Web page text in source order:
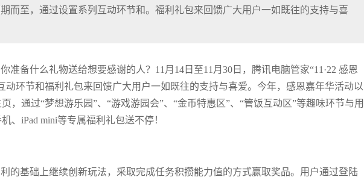
期而至，通过设置系列互动环节和。福利礼包来回馈广大用户一如既往的支持与喜
准备什么礼物送给想要感谢的人？11月14日至11月30日，腾讯电脑管家“11·22 感恩
动环节和福利礼包来回馈广大用户一如既往的支持与喜爱。今年，感恩嘉年华活动以
，通过“梦想游乐园”、“游戏游园会”、“金币特惠区”、“管饭互动区”等趣味环节与用
、iPad mini等专属福利礼包送不停！
的基础上继续创新玩法，采取完成任务积攒能力值的方式赢取奖品。用户通过登陆